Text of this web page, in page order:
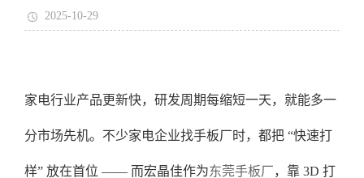
2025-10-29
家电行业产品更新快，研发周期每缩短一天，就能多一
分市场先机。不少家电企业找手板厂时，都把 “快速打
样” 放在首位 —— 而宏晶佳作为东莞手板厂，靠 3D 打